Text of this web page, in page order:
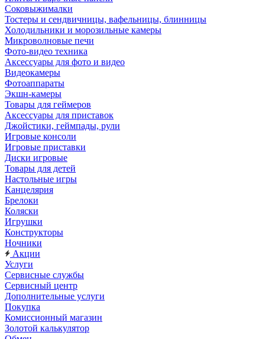
Соковыжималки
Тостеры и сендвичницы, вафельницы, блинницы
Холодильники и морозильные камеры
Микроволновые печи
Фото-видео техника
Аксессуары для фото и видео
Видеокамеры
Фотоаппараты
Экшн-камеры
Товары для геймеров
Аксессуары для приставок
Джойстики, геймпады, рули
Игровые консоли
Игровые приставки
Диски игровые
Товары для детей
Настольные игры
Канцелярия
Брелоки
Коляски
Игрушки
Конструкторы
Ночники
Акции
Услуги
Сервисные службы
Сервисный центр
Дополнительные услуги
Покупка
Комиссионный магазин
Золотой калькулятор